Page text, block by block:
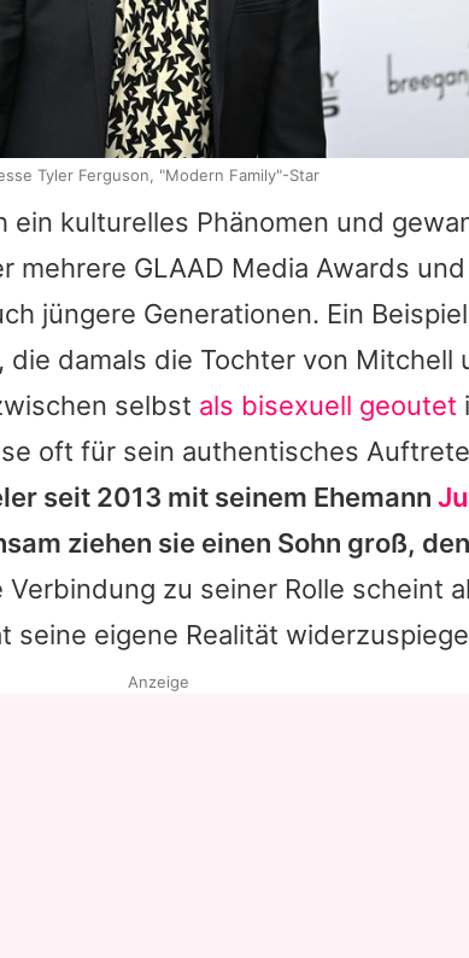
ein kulturelles Phänomen und
mehrere GLAAD Media Awards und
jüngere Generationen. Ein
die damals die Tochter von Mitchell
selbst als bisexuell geoutet
oft für sein authentisches
seit 2013 mit seinem Ehemann
ziehen sie einen Sohn groß,
Verbindung zu seiner Rolle scheint
seine eigene Realität
Tyler Ferguson, "Modern Family"-Star
Anzeige